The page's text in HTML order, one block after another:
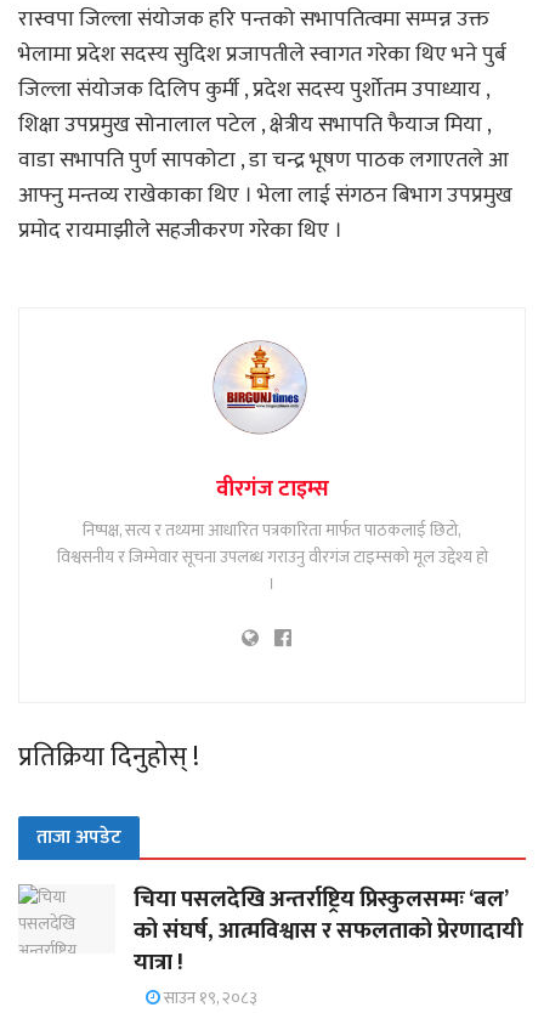
रास्वपा जिल्ला संयोजक हरि पन्तको सभापतित्वमा सम्पन्न उक्त
भेलामा प्रदेश सदस्य सुदिश प्रजापतीले स्वागत गरेका थिए भने पुर्ब
जिल्ला संयोजक दिलिप कुर्मी , प्रदेश सदस्य पुर्शोतम उपाध्याय ,
शिक्षा उपप्रमुख सोनालाल पटेल , क्षेत्रीय सभापति फैयाज मिया ,
वाडा सभापति पुर्ण सापकोटा , डा चन्द्र भूषण पाठक लगाएतले आ
आफ्नु मन्तव्य राखेकाका थिए । भेला लाई संगठन बिभाग उपप्रमुख
प्रमोद रायमाझीले सहजीकरण गरेका थिए ।
वीरगंज टाइम्स
निष्पक्ष, सत्य र तथ्यमा आधारित पत्रकारिता मार्फत पाठकलाई छिटो,
विश्वसनीय र जिम्मेवार सूचना उपलब्ध गराउनु वीरगंज टाइम्सको मूल उद्देश्य हो
।
प्रतिक्रिया दिनुहोस् !
ताजा अपडेट
चिया पसलदेखि अन्तर्राष्ट्रिय प्रिस्कुलसम्मः ‘बल’
को संघर्ष, आत्मविश्वास र सफलताको प्रेरणादायी
यात्रा !
साउन १९, २०८३